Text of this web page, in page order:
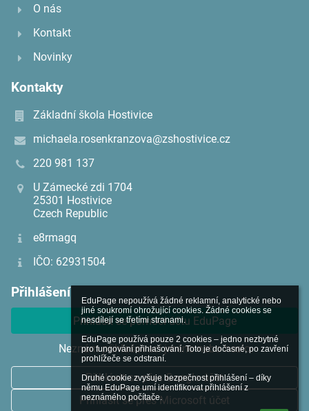
EduPage nepoužívá žádné reklamní, analytické nebo
jiné soukromí ohrožující cookies. Žádné cookies se
nesdílejí se třetími stranami.
EduPage používá pouze 2 cookies – jedno nezbytné
pro fungování přihlašování. Toto je dočasné, po zavření
prohlížeče se odstraní.
Druhé cookie zvyšuje bezpečnost přihlášení – díky
němu EduPage umí identifikovat přihlášení z
neznámého počítače.
O nás
Kontakt
Novinky
Kontakty
Základní škola Hostivice
michaela.rosenkranzova@zshostivice.cz
220 981 137
U Zámecké zdi 1704
25301 Hostivice
Czech Republic
e8rmagq
IČO: 62931504
Přihlášení
Přihlásit se pomocí účtu EduPage
Neznám přihlašovací jméno nebo heslo
Přihlásit se přes Google účet
Přihlásit se přes Microsoft účet